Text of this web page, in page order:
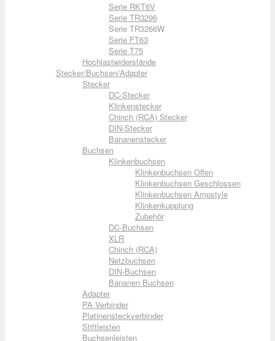
Serie RKT6V
Serie TR3296
Serie TR3266W
Serie FT63
Serie T75
Hochlastwiderstände
Stecker/Buchsen/Adapter
Stecker
DC-Stecker
Klinkenstecker
Chinch (RCA) Stecker
DIN-Stecker
Bananenstecker
Buchsen
Klinkenbuchsen
Klinkenbuchsen Offen
Klinkenbuchsen Geschlossen
Klinkenbuchsen Ampstyle
Klinkenkupplung
Zubehör
DC-Buchsen
XLR
Chinch (RCA)
Netzbuchsen
DIN-Buchsen
Bananen Buchsen
Adapter
PA Verbinder
Platinensteckverbinder
Stiftleisten
Buchsenleisten